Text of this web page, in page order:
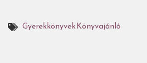
Gyerekkönyvek Könyvajánló